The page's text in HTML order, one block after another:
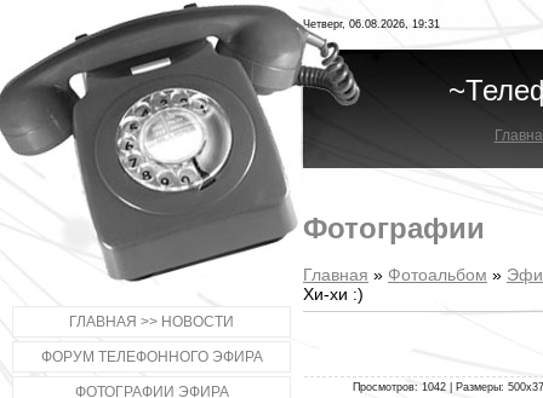
ГЛАВНАЯ >> НОВОСТИ
ФОРУМ ТЕЛЕФОННОГО ЭФИРА
ФОТОГРАФИИ ЭФИРА
Четверг, 06.08.2026, 19:31
Фотографии
Главная » Фотоальбом »
Хи-хи :)
Просмотров: 1042 | Размеры: